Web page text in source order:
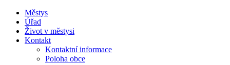
Městys
Úřad
Život v městysi
Kontakt
Kontaktní informace
Poloha obce